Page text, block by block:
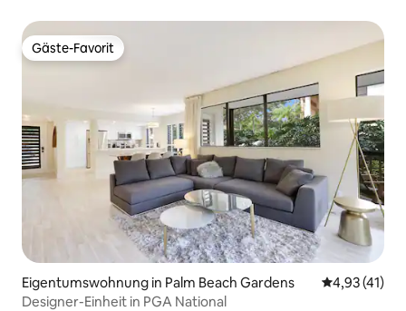
Gäste-Favorit
Gäste-Favorit
Eigentumswohnung in Palm Beach Gardens
4,93 (41)
Designer-Einheit in PGA National